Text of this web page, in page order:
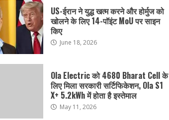
US-ईरान ने युद्ध खत्म करने और होर्मुज को
खोलने के लिए 14-पॉइंट MoU पर साइन
किए
June 18, 2026
Ola Electric को 4680 Bharat Cell के
लिए मिला सरकारी सर्टिफिकेशन, Ola S1
X+ 5.2kWh में होता है इस्तेमाल
May 11, 2026